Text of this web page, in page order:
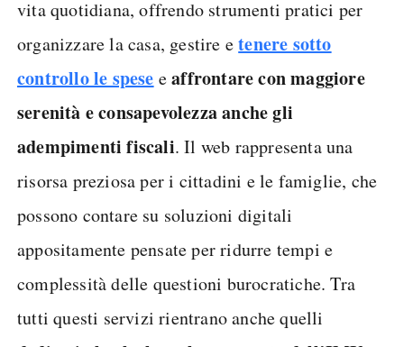
vita quotidiana, offrendo strumenti pratici per
organizzare la casa, gestire etenere sotto
controllo le spese eaffrontare con maggiore
serenità e consapevolezza anche gli
adempimenti fiscali. Il web rappresenta una
risorsa preziosa per i cittadini e le famiglie, che
possono contare su soluzioni digitali
appositamente pensate per ridurre tempi e
complessità delle questioni burocratiche. Tra
tutti questi servizi rientrano anche quelli